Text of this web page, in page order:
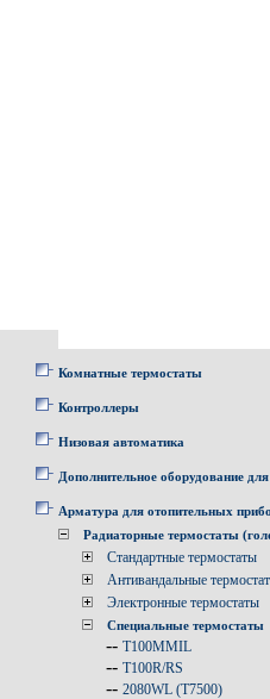
Комнатные термостаты
Контроллеры
Низовая автоматика
Дополнительное оборудование
Арматура для отопительных
Радиаторные термостаты
Стандартные термостаты
Антивандальные
Электронные термостаты
Специальные термостаты
-- T100MMIL
-- T100R/RS
-- 2080WL (T7500)